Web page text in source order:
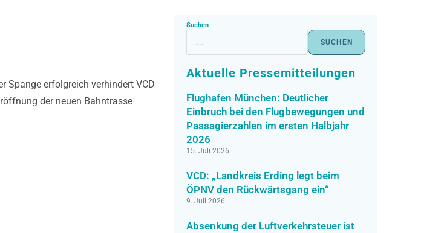
Spange erfolgreich verhindert VCD
der neuen Bahntrasse
Suchen
SUCHEN
Aktuelle Pressemitteilungen
Flughafen München: Deutlicher
Einbruch bei den Flugbewegungen und
Passagierzahlen im ersten Halbjahr
2026
15. Juli 2026
VCD: „Landkreis Erding legt beim
ÖPNV den Rückwärtsgang ein“
9. Juli 2026
Absenkung der Luftverkehrsteuer ist